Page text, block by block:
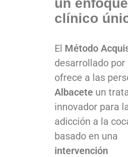
un enfoque
clínico
El Método
desarrollado por
ofrece a las
Albaceteun
innovador para
adicción a la
basado en una
intervención